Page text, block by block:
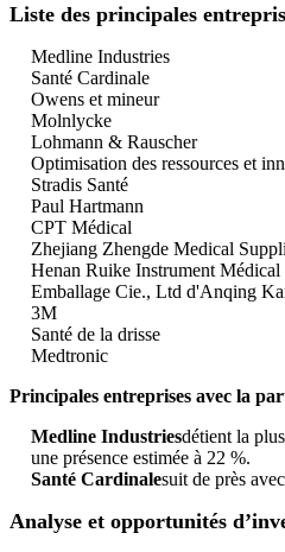
Liste des principales
Medline Industries
Santé Cardinale
Owens et mineur
Molnlycke
Lohmann & Rauscher
Optimisation des ressources et
Stradis Santé
Paul Hartmann
CPT Médical
Zhejiang Zhengde Medical
Henan Ruike Instrument
Emballage Cie., Ltd d'Anqing
3M
Santé de la drisse
Medtronic
Principales entreprises avec la
Medline Industriesdétient la
une présence estimée à 22 %.
Santé Cardinalesuit de près
Analyse et opportunités